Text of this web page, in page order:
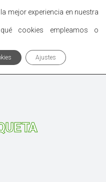
Menú
mejor experiencia en nuestra
cookies empleamos o
Ajustes